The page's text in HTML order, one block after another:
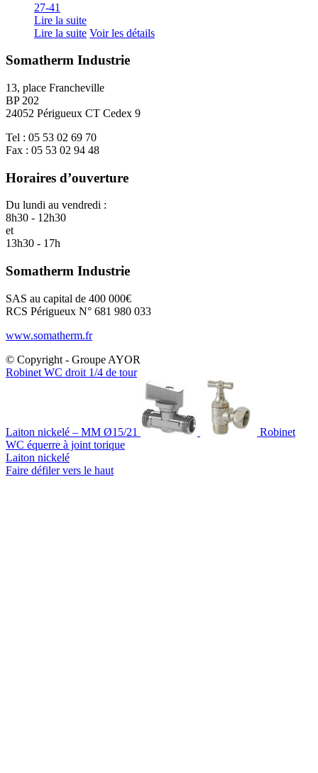
27-41
Lire la suite
Lire la suite Voir les détails
Somatherm Industrie
13, place Francheville
BP 202
24052 Périgueux CT Cedex 9
Tel : 05 53 02 69 70
Fax : 05 53 02 94 48
Horaires d’ouverture
Du lundi au vendredi :
8h30 - 12h30
et
13h30 - 17h
Somatherm Industrie
SAS au capital de 400 000€
RCS Périgueux N° 681 980 033
www.somatherm.fr
© Copyright - Groupe AYOR
Robinet WC droit 1/4 de tour
Laiton nickelé – MM Ø15/21
Robinet
WC équerre à joint torique
Laiton nickelé
Faire défiler vers le haut